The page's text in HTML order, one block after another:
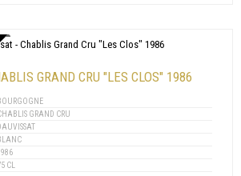
GRAND CRU "LES CLOS" 1986
GRAND CRU
CL